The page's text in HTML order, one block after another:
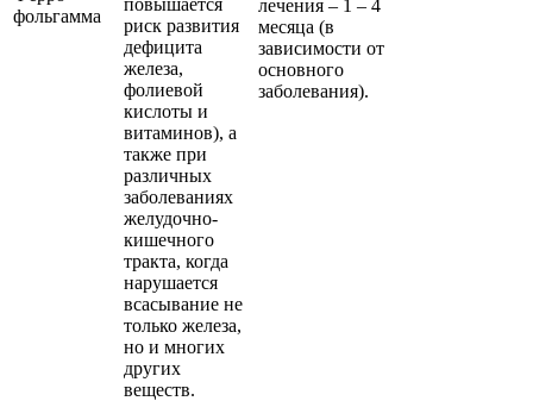
фольгамма
риск развития
дефицита
железа,
фолиевой
кислоты и
витаминов), а
также при
различных
заболеваниях
желудочно-
кишечного
тракта, когда
нарушается
всасывание не
только железа,
но и многих
других
веществ.
лечения – 1 – 4
месяца (в
зависимости от
основного
заболевания).